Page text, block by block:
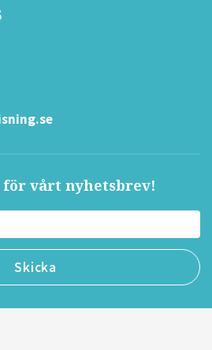
vårt nyhetsbrev!